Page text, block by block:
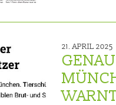
21. APRIL 2025